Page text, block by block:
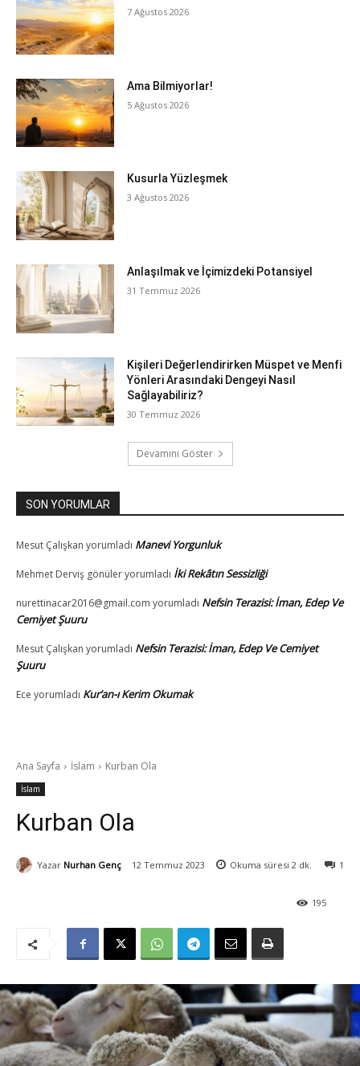
7 Ağustos 2026
Ama Bilmiyorlar!
5 Ağustos 2026
Kusurla Yüzleşmek
3 Ağustos 2026
Anlaşılmak ve İçimizdeki Potansiyel
31 Temmuz 2026
Kişileri Değerlendirirken Müspet ve Menfi
Yönleri Arasındaki Dengeyi Nasıl
Sağlayabiliriz?
30 Temmuz 2026
Devamını Göster
SON YORUMLAR
Mesut Çalışkan yorumladı Manevi Yorgunluk
Mehmet Derviş gönüleryorumladı İki Rekâtın Sessizliği
nurettinacar2016@gmail.com yorumladı Nefsin Terazisi: İman, Edep Ve
Cemiyet Şuuru
Mesut Çalışkan yorumladı Nefsin Terazisi: İman, Edep Ve Cemiyet
Şuuru
Ece yorumladı Kur’an-ı Kerim Okumak